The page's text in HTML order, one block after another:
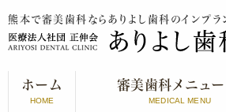
ホーム
HOME
審美歯科メニュー
MEDICAL MENU